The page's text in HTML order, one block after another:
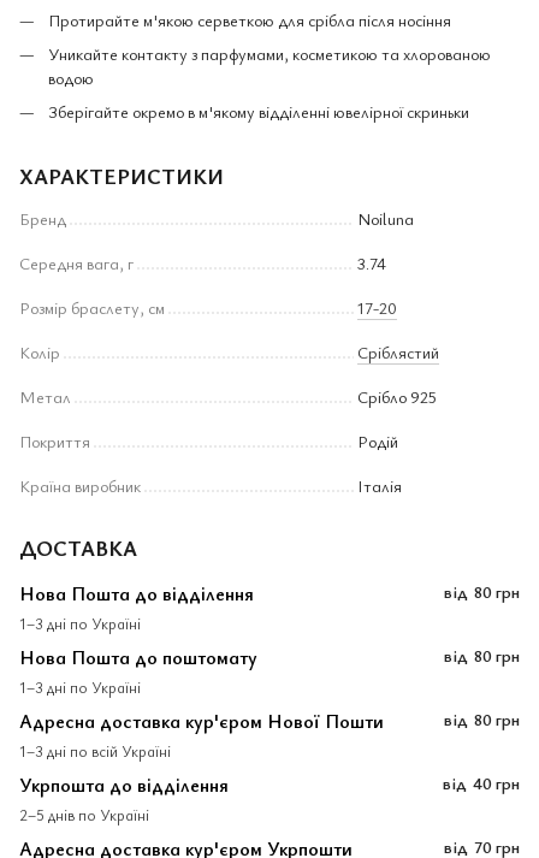
Протирайте м'якою серветкою для срібла після носіння
Уникайте контакту з парфумами, косметикою та хлорованою
водою
Зберігайте окремо в м'якому відділенні ювелірної скриньки
ХАРАКТЕРИСТИКИ
Бренд
Noiluna
Середня вага, г
3.74
Розмір браслету, см
17-20
Колір
Сріблястий
Метал
Срібло 925
Покриття
Родій
Країна виробник
Італія
ДОСТАВКА
Нова Пошта до відділення
1–3 дні по Україні
від 80 грн
Нова Пошта до поштомату
1–3 дні по Україні
від 80 грн
Адресна доставка кур'єром Нової Пошти
1–3 дні по всій Україні
від 80 грн
Укрпошта до відділення
2–5 днів по Україні
від 40 грн
Адресна доставка кур'єром Укрпошти від 70 грн